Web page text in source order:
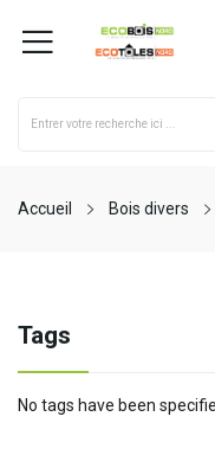
Accueil Bois divers
Tags
No tags have been